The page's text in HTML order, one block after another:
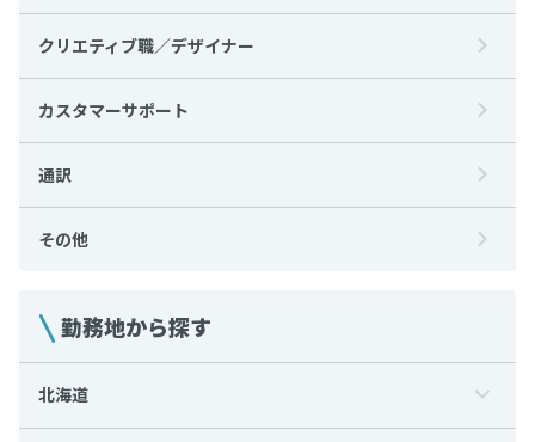
クリエティブ職／デザイナー
カスタマーサポート
通訳
その他
勤務地から探す
北海道